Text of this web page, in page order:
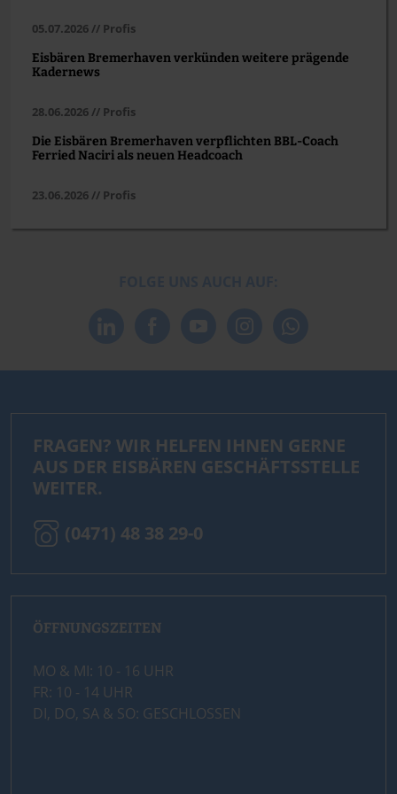
05.07.2026 // Profis
Eisbären Bremerhaven verkünden weitere prägende
Kadernews
28.06.2026 // Profis
Die Eisbären Bremerhaven verpflichten BBL-Coach
Ferried Naciri als neuen Headcoach
23.06.2026 // Profis
FRAGEN? WIR HELFEN IHNEN GERNE
AUS DER EISBÄREN GESCHÄFTSSTELLE
WEITER.
(0471) 48 38 29-0
ÖFFNUNGSZEITEN
MO & MI: 10 - 16 UHR
FR: 10 - 14 UHR
DI, DO, SA & SO: GESCHLOSSEN